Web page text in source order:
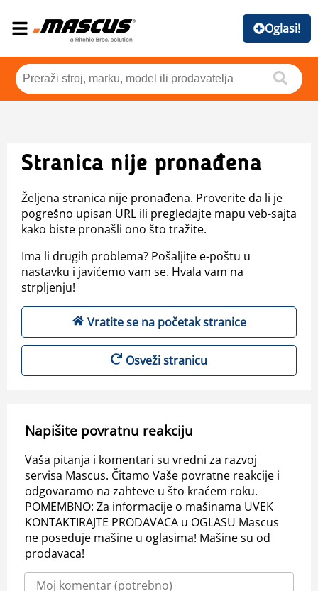
Oglasi!
Stranica nije pronađena
Željena stranica nije pronađena. Proverite da li je
pogrešno upisan URL ili pregledajte mapu veb-sajta
kako biste pronašli ono što tražite.
Ima li drugih problema? Pošaljite e-poštu u
nastavku i javićemo vam se. Hvala vam na
strpljenju!
Vratite se na početak stranice
Osveži stranicu
Napišite povratnu reakciju
Vaša pitanja i komentari su vredni za razvoj
servisa Mascus. Čitamo Vaše povratne reakcije i
odgovaramo na zahteve u što kraćem roku.
POMEMBNO: Za informacije o mašinama UVEK
KONTAKTIRAJTE PRODAVACA u OGLASU Mascus
ne poseduje mašine u oglasima! Mašine su od
prodavaca!